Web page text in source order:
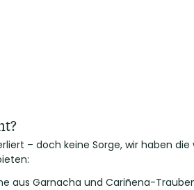
– doch keine Sorge, wir haben
aus Garnacha und Cariñena-